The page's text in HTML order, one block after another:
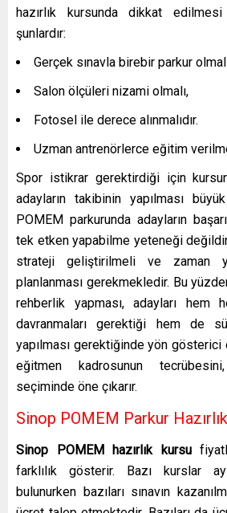
hazırlık kursunda dikkat
şunlardır:
Gerçek sınavla birebir parkur
Salon ölçüleri nizami olmalı,
Fotosel ile derece alınmalıdır.
Uzman antrenörlerce eğitim
Spor istikrar gerektirdiği için
adayların takibinin yapılması
POMEM parkurunda adayların
tek etken yapabilme yeteneği
strateji geliştirilmeli ve zaman
planlanması gerekmekledir. Bu
rehberlik yapması, adayları hem
davranmaları gerektiği hem de
yapılması gerektiğinde yön gösterici
eğitmen kadrosunun
seçiminde öne çıkarır.
Sinop POMEM Parkur
Sinop POMEM hazırlık kursu
farklılık gösterir. Bazı kurslar
bulunurken bazıları sınavın